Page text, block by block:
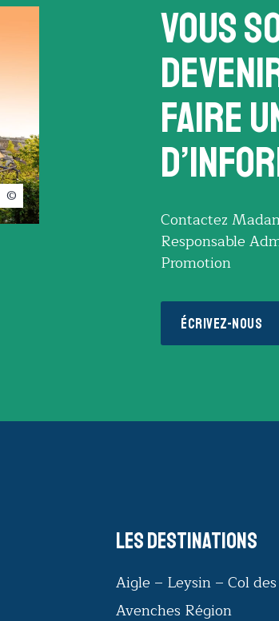
Vous
faire
Contactez
Responsable
Promotion
ÉCRIVEZ-NOUS
Les destinations
Aigle – Leysin – Col
Avenches Région